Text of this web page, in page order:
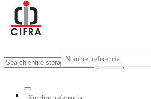
search